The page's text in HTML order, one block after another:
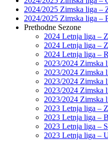
2024/2025 Zimska liga –
2024/2025 Zimska liga –
Prethodne Sezone
2024 Letnja liga –
2024 Letnja liga –
2024 Letnja liga –
2023/2024 Zimska
2023/2024 Zimska
2023/2024 Zimska
2023/2024 Zimska
2023/2024 Zimska
2023 Letnja liga –
2023 Letnja liga –
2023 Letnja liga –
2023 Letnja liga –